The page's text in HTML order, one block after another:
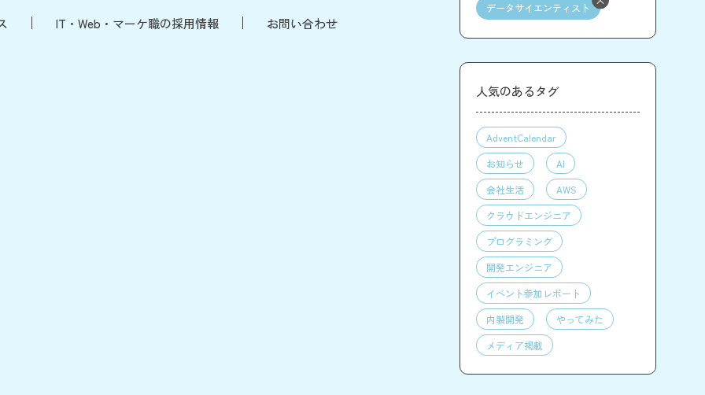
IT・Web・マーケ職の採用情報 お問い合わせ
データサイエンティスト
人気のあるタグ
AdventCalendar
お知らせ
AI
会社生活
AWS
クラウドエンジニア
プログラミング
開発エンジニア
イベント参加レポート
内製開発
やってみた
メディア掲載